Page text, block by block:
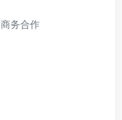
商务合作